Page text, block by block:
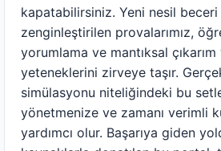
kapatabilirsiniz. Yeni nesil
zenginleştirilen provalarımız,
yorumlama ve mantıksal
yeteneklerini zirveye taşır.
simülasyonu niteliğindeki bu
yönetmenize ve zamanı verimli
yardımcı olur. Başarıya giden